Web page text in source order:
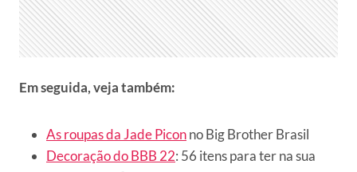
Em seguida, veja também:
As roupas da Jade Piconno Big Brother Brasil
Decoração do BBB 22: 56 itens para ter na sua